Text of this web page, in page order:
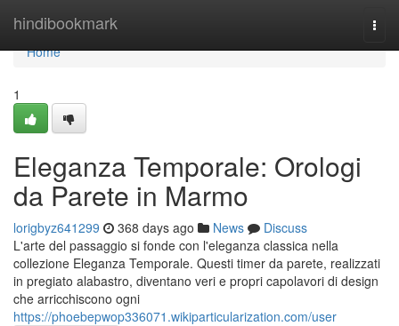
hindibookmark
Home
Home
1
Eleganza Temporale: Orologi
da Parete in Marmo
lorigbyz641299 368 days ago News
Discuss
L'arte del passaggio si fonde con l'eleganza classica nella
collezione Eleganza Temporale. Questi timer da parete, realizzati
in pregiato alabastro, diventano veri e propri capolavori di design
che arricchiscono ogni
https://phoebepwop336071.wikiparticularization.com/user